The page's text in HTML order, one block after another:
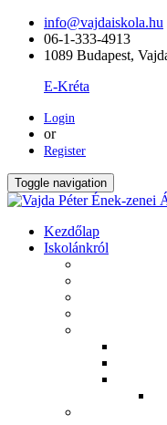
info@vajdaiskola.hu
06-1-333-4913
1089 Budapest,
E-Kréta
Login
or
Register
Toggle navigation
Kezdőlap
Iskolánkról